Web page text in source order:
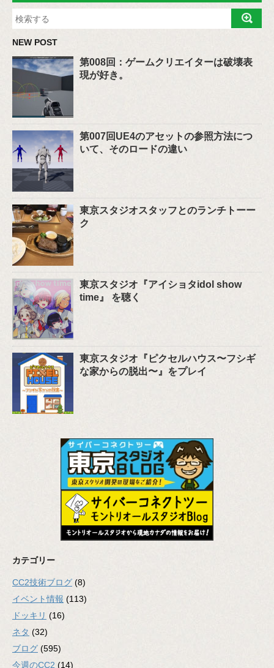
NEW POST
第008回：ゲームクリエイターは破壊表
現が好き。
第007回UE4のアセットの参照方法につ
いて、そのロードの違い
東京スタジオスタッフとのランチトーー
ク
東京スタジオ『アイショタidol show
time』 を聴く
東京スタジオ『ピクセルハウス〜フシギ
な家からの脱出〜』をプレイ
カテゴリー
CC2技術ブログ (8)
イベント情報 (113)
ドッキリ (16)
ネタ (32)
ブログ (595)
今週のCC2 (14)